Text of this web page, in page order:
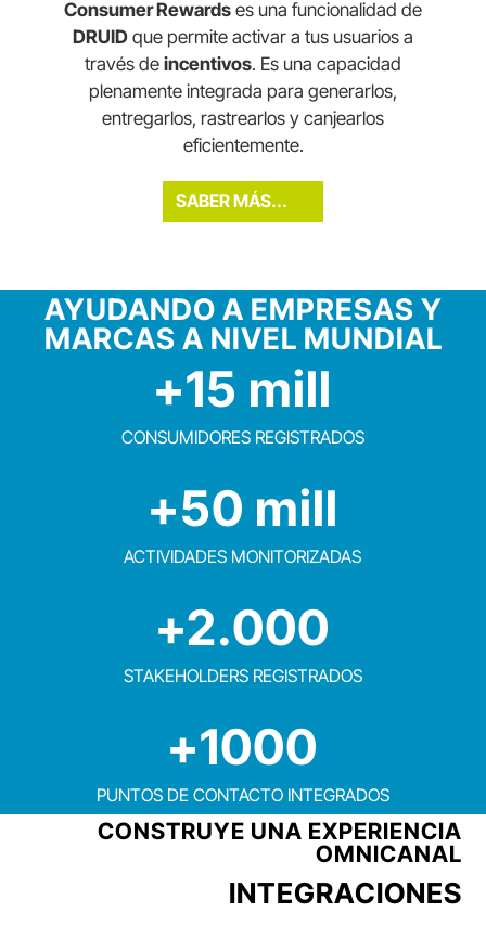
Consumer Rewards es una funcionalidad de
DRUID que permite activar a tus usuarios a
través de incentivos. Es una capacidad
plenamente integrada para generarlos,
entregarlos, rastrearlos y canjearlos
eficientemente.
SABER MÁS...
AYUDANDO A EMPRESAS Y
MARCAS A NIVEL MUNDIAL
+15 mill
CONSUMIDORES REGISTRADOS
+50 mill
ACTIVIDADES MONITORIZADAS
+2.000
STAKEHOLDERS REGISTRADOS
+1000
PUNTOS DE CONTACTO INTEGRADOS
CONSTRUYE UNA EXPERIENCIA
OMNICANAL
INTEGRACIONES